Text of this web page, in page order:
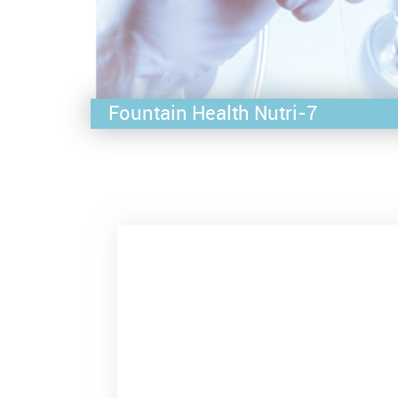
Fountain Health Nutri-7